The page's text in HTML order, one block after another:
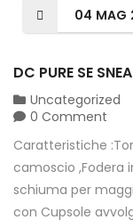
04 MAG
DC PURE SE
Uncategorized
0 Comment
Caratteristiche
camoscio ,Fodera
schiuma per
con Cupsole